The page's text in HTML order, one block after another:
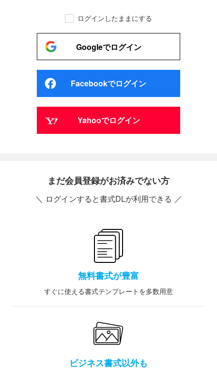
ログインしたままにする
Googleでログイン
Facebookでログイン
Yahooでログイン
まだ会員登録がお済みでない方
＼ ログインすると書式DLが利用できる ／
無料書式が豊富
すぐに使える書式テンプレートを多数用意
ビジネス書式以外も